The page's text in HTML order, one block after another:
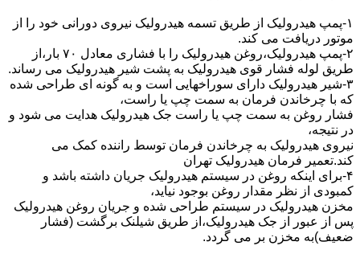
۱-پمپ هیدرولیک از طریق تسمه هیدرولیک نیروی دورانی خود را از
موتور دریافت می کند.
۲-پمپ هیدرولیک،روغن هیدرولیک را با فشاری معادل ۷۰ بار،از
طریق لوله فشار قوی هیدرولیک به پشت شیر هیدرولیک می رساند.
۳-شیر هیدرولیک دارای سوراخهایی است و به گونه ای طراحی شده
که با چرخاندن فرمان به سمت چپ یا راست،
فشار روغن به سمت چپ یا راست جک هیدرولیک هدایت می شود و
در نتیجه،
نیروی هیدرولیک به چرخاندن فرمان توسط راننده کمک می
کند.تعمیر فرمان هیدرولیک تهران
۴-برای اینکه روغن در سیستم هیدرولیک جریان داشته باشد و
کمبودی از نظر مقدار روغن بوجود نیاید،
مخزن هیدرولیک در سیستم طراحی شده و جریان روغن هیدرولیک
پس از عبور از جک هیدرولیک،از طریق شیلنک برگشت (فشار
ضعیف)به مخزن بر می گردد.